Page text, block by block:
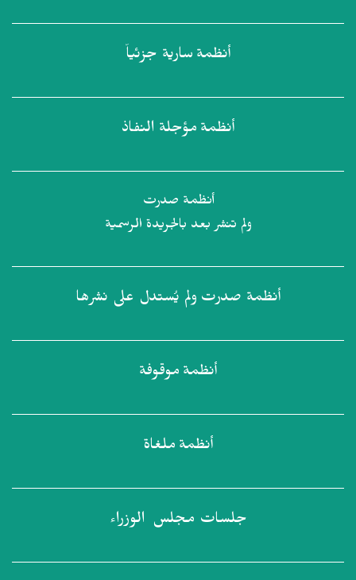
أنظمة سارية جزئياً
أنظمة مؤجلة النفاذ
أنظمة صدرت
ولم تنشر بعد بالجريدة الرسمية
أنظمة صدرت ولم يُستدل على نشرها
أنظمة موقوفة
أنظمة ملغاة
جلسات مجلس الوزراء